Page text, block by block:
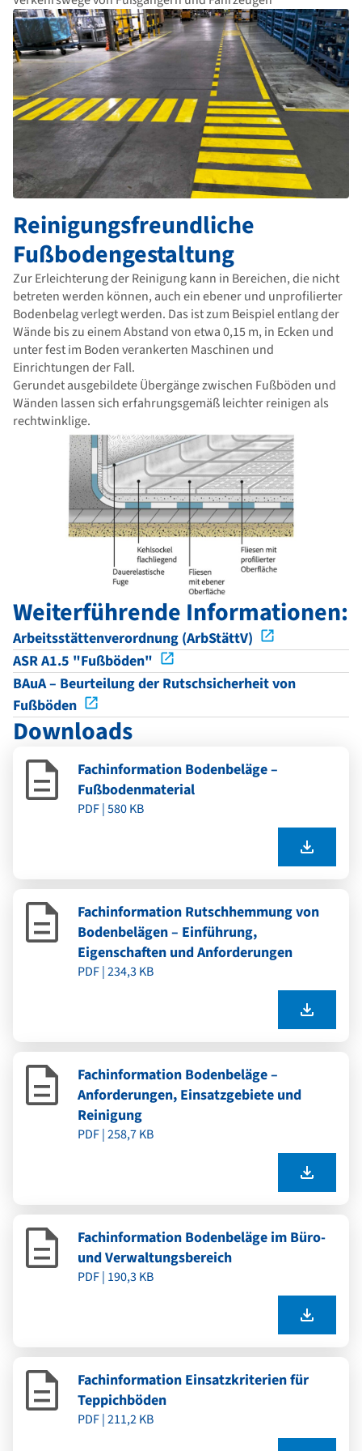
Reinigungsfreundliche
Fußbodengestaltung
Zur Erleichterung der Reinigung kann in Bereichen, die nicht
betreten werden können, auch ein ebener und unprofilierter
Bodenbelag verlegt werden. Das ist zum Beispiel entlang der
Wände bis zu einem Abstand von etwa 0,15 m, in Ecken und
unter fest im Boden verankerten Maschinen und
Einrichtungen der Fall.
Gerundet ausgebildete Übergänge zwischen Fußböden und
Wänden lassen sich erfahrungsgemäß leichter reinigen als
rechtwinklige.
Weiterführende Informationen:
Arbeitsstättenverordnung (ArbStättV)
ASR A1.5 "Fußböden"
BAuA – Beurteilung der Rutschsicherheit von
Fußböden
Downloads
Fachinformation Bodenbeläge –
Fußbodenmaterial
PDF | 580 KB
Fachinformation Rutschhemmung von
Bodenbelägen – Einführung,
Eigenschaften und Anforderungen
PDF | 234,3 KB
Fachinformation Bodenbeläge –
Anforderungen, Einsatzgebiete und
Reinigung
PDF | 258,7 KB
Fachinformation Bodenbeläge im Büro-
und Verwaltungsbereich
PDF | 190,3 KB
Fachinformation Einsatzkriterien für
Teppichböden
PDF | 211,2 KB